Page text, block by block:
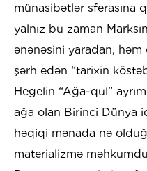
münasibətlər sferasına
yalnız bu zaman
ənənəsini yaradan,
şərh edən “tarixin
Hegelin “Ağa-qul”
ağa olan Birinci Dünya
həqiqi mənada nə
materializmə